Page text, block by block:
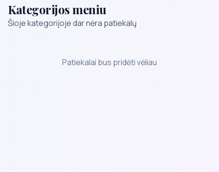
Kategorijos meniu
Šioje kategorijoje dar nėra patiekalų
Patiekalai bus pridėti vėliau